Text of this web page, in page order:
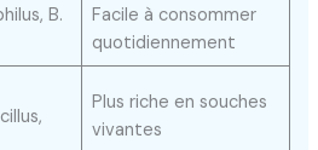
B.
Facile à consommer
quotidiennement
Plus riche en souches
vivantes